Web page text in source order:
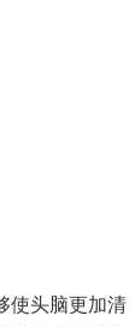
使头脑更加清